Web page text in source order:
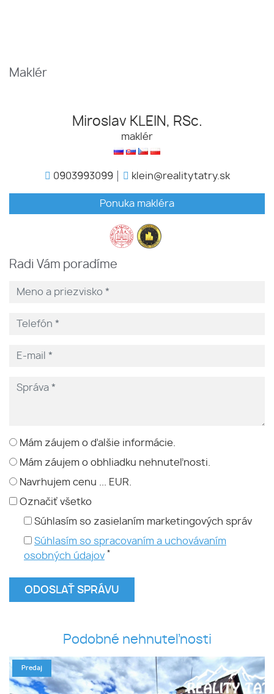
Maklér
Miroslav KLEIN, RSc.
maklér
0903993099 klein@realitytatry.sk
Ponuka makléra
Radi Vám poradíme
Mám záujem o ďalšie informácie.
Mám záujem o obhliadku nehnuteľnosti.
Navrhujem cenu ... EUR.
Označiť všetko
Súhlasím so zasielaním marketingových správ
Súhlasím so spracovaním a uchovávaním
osobných údajov *
Podobné nehnuteľnosti
Predaj